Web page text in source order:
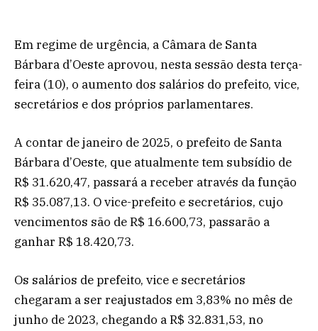
Em regime de urgência, a Câmara de Santa
Bárbara d’Oeste aprovou, nesta sessão desta terça-
feira (10), o aumento dos salários do prefeito, vice,
secretários e dos próprios parlamentares.
A contar de janeiro de 2025, o prefeito de Santa
Bárbara d’Oeste, que atualmente tem subsídio de
R$ 31.620,47, passará a receber através da função
R$ 35.087,13. O vice-prefeito e secretários, cujo
vencimentos são de R$ 16.600,73, passarão a
ganhar R$ 18.420,73.
Os salários de prefeito, vice e secretários
chegaram a ser reajustados em 3,83% no mês de
junho de 2023, chegando a R$ 32.831,53, no